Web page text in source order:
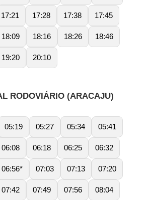
17:21 17:28 17:38 17:45
18:09 18:16 18:26 18:46
19:20 20:10
RODOVIÁRIO (ARACAJU)
05:19 05:27 05:34 05:41
06:08 06:18 06:25 06:32
06:56* 07:03 07:13 07:20
07:42 07:49 07:56 08:04